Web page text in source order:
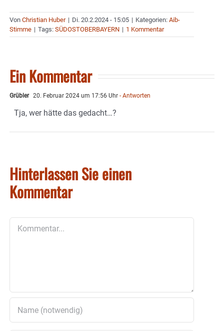
Von Christian Huber | Di. 20.2.2024 - 15:05 | Kategorien: Aib-
Stimme | Tags: SÜDOSTOBERBAYERN | 1 Kommentar
Ein Kommentar
Grübler 20. Februar 2024 um 17:56 Uhr - Antworten
Tja, wer hätte das gedacht…?
Hinterlassen Sie einen
Kommentar